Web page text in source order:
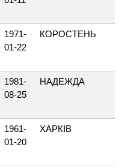
1971-
01-22
КОРОСТЕНЬ
1981-
08-25
НАДЕЖДА
1961-
01-20
ХАРКІВ